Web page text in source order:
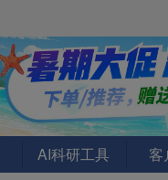
AI科研工具 客